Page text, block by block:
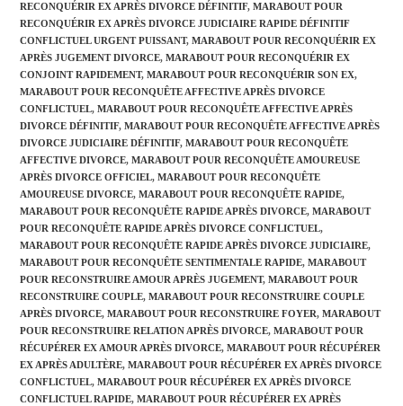
RECONQUÉRIR EX APRÈS DIVORCE DÉFINITIF, MARABOUT POUR
RECONQUÉRIR EX APRÈS DIVORCE JUDICIAIRE RAPIDE DÉFINITIF
CONFLICTUEL URGENT PUISSANT, MARABOUT POUR RECONQUÉRIR EX
APRÈS JUGEMENT DIVORCE, MARABOUT POUR RECONQUÉRIR EX
CONJOINT RAPIDEMENT, MARABOUT POUR RECONQUÉRIR SON EX,
MARABOUT POUR RECONQUÊTE AFFECTIVE APRÈS DIVORCE
CONFLICTUEL, MARABOUT POUR RECONQUÊTE AFFECTIVE APRÈS
DIVORCE DÉFINITIF, MARABOUT POUR RECONQUÊTE AFFECTIVE APRÈS
DIVORCE JUDICIAIRE DÉFINITIF, MARABOUT POUR RECONQUÊTE
AFFECTIVE DIVORCE, MARABOUT POUR RECONQUÊTE AMOUREUSE
APRÈS DIVORCE OFFICIEL, MARABOUT POUR RECONQUÊTE
AMOUREUSE DIVORCE, MARABOUT POUR RECONQUÊTE RAPIDE,
MARABOUT POUR RECONQUÊTE RAPIDE APRÈS DIVORCE, MARABOUT
POUR RECONQUÊTE RAPIDE APRÈS DIVORCE CONFLICTUEL,
MARABOUT POUR RECONQUÊTE RAPIDE APRÈS DIVORCE JUDICIAIRE,
MARABOUT POUR RECONQUÊTE SENTIMENTALE RAPIDE, MARABOUT
POUR RECONSTRUIRE AMOUR APRÈS JUGEMENT, MARABOUT POUR
RECONSTRUIRE COUPLE, MARABOUT POUR RECONSTRUIRE COUPLE
APRÈS DIVORCE, MARABOUT POUR RECONSTRUIRE FOYER, MARABOUT
POUR RECONSTRUIRE RELATION APRÈS DIVORCE, MARABOUT POUR
RÉCUPÉRER EX AMOUR APRÈS DIVORCE, MARABOUT POUR RÉCUPÉRER
EX APRÈS ADULTÈRE, MARABOUT POUR RÉCUPÉRER EX APRÈS DIVORCE
CONFLICTUEL, MARABOUT POUR RÉCUPÉRER EX APRÈS DIVORCE
CONFLICTUEL RAPIDE, MARABOUT POUR RÉCUPÉRER EX APRÈS